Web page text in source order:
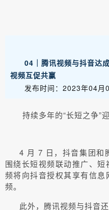
04｜腾讯视频与抖音达
视频互促共赢
发布时间：2023年04月
持续多年的“长短之争”
4 月 7 日，抖音集团和
围绕长短视频联动推广、
频将向抖音授权其享有信
频。
此外，腾讯视频与抖音